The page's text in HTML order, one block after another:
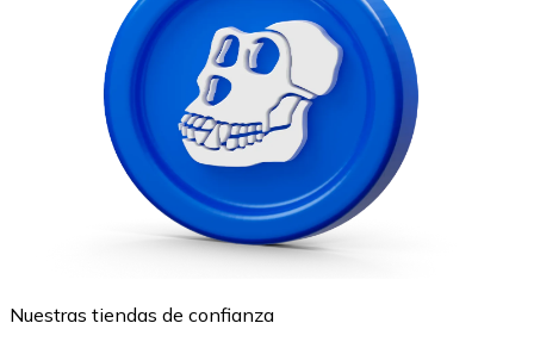
Nuestras tiendas de confianza